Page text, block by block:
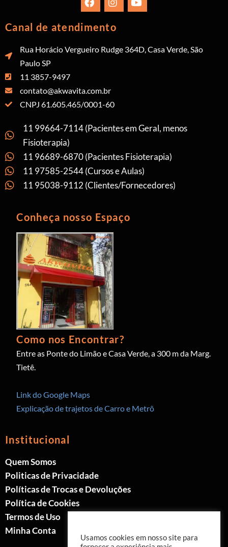
Canal de atendimento
Rua Horácio Vergueiro Rudge 364D, Casa Verde, São
Paulo SP
11 3857-9497
contato@akwavita.com.br
CNPJ 61.605.465/0001-60
11 99664-7114 (Pacientes em Geral, menos
Fisioterapia)
11 96689-6870 (Pacientes Fisioterapia)
11 97585-2544 (Cursos e Aulas)
11 95038-9112 (Clientes/Fornecedores)
Conheça nosso Espaço
Como nos Encontrar?
Entre as Ponte do Limão e Casa Verde, a 300 m da Marg.
Tietê.
Link do Google Maps
Explicação de trajetos de Carro e Metrô
Institucional
Quem Somos
Politicas de Privacidade
Políticas de Trocas e Devoluções
Política de Cookies
Termos de Uso
Minha Conta
Usamos cookies em nosso site para